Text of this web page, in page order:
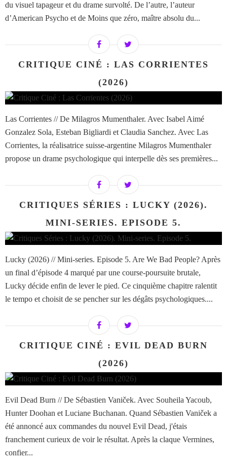
du visuel tapageur et du drame survolté. De l’autre, l’auteur
d’American Psycho et de Moins que zéro, maître absolu du...
CRITIQUE CINÉ : LAS CORRIENTES
(2026)
Las Corrientes // De Milagros Mumenthaler. Avec Isabel Aimé
Gonzalez Sola, Esteban Bigliardi et Claudia Sanchez. Avec Las
Corrientes, la réalisatrice suisse-argentine Milagros Mumenthaler
propose un drame psychologique qui interpelle dès ses premières...
CRITIQUES SÉRIES : LUCKY (2026).
MINI-SERIES. EPISODE 5.
Lucky (2026) // Mini-series. Episode 5. Are We Bad People? Après
un final d’épisode 4 marqué par une course-poursuite brutale,
Lucky décide enfin de lever le pied. Ce cinquième chapitre ralentit
le tempo et choisit de se pencher sur les dégâts psychologiques....
CRITIQUE CINÉ : EVIL DEAD BURN
(2026)
Evil Dead Burn // De Sébastien Vaniček. Avec Souheila Yacoub,
Hunter Doohan et Luciane Buchanan. Quand Sébastien Vaniček a
été annoncé aux commandes du nouvel Evil Dead, j'étais
franchement curieux de voir le résultat. Après la claque Vermines,
confier...